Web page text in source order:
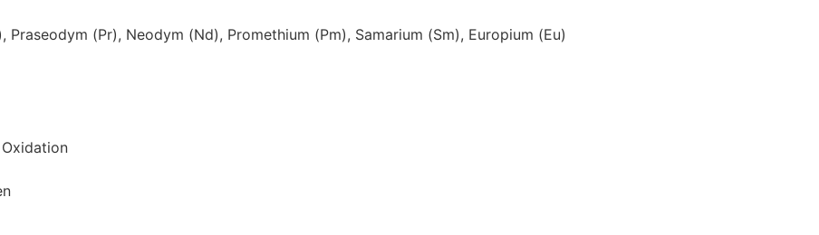
Praseodym (Pr), Neodym (Nd), Promethium (Pm), Samarium (Sm), Europium (Eu)